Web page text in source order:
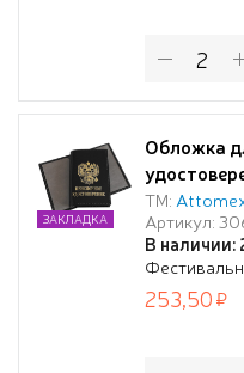
Обложка
черная,
упаковка
ТМ:
Артикул:
В наличии:
ЗАКЛАДКА
253,50